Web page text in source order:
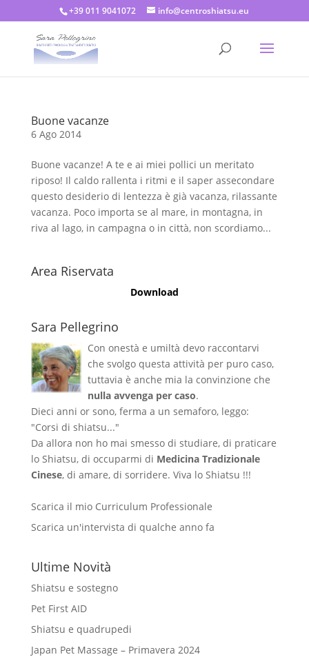
+39 011 9041072 info@centroshiatsu.eu
Buone vacanze
6 Ago 2014
Buone vacanze! A te e ai miei pollici un meritato
riposo! Il caldo rallenta i ritmi e il saper assecondare
questo desiderio di lentezza è già vacanza, rilassante
vacanza. Poco importa se al mare, in montagna, in
riva al lago, in campagna o in città, non scordiamo...
Area Riservata
Download
Sara Pellegrino
Con onestà e umiltà devo raccontarvi
che svolgo questa attività per puro caso,
tuttavia è anche mia la convinzione che
nulla avvenga per caso.
Dieci anni or sono, ferma a un semaforo, leggo:
"Corsi di shiatsu..."
Da allora non ho mai smesso di studiare, di praticare
lo Shiatsu, di occuparmi di Medicina Tradizionale
Cinese, di amare, di sorridere. Viva lo Shiatsu !!!
Scarica il mio Curriculum Professionale
Scarica un'intervista di qualche anno fa
Ultime Novità
Shiatsu e sostegno
Pet First AID
Shiatsu e quadrupedi
Japan Pet Massage – Primavera 2024